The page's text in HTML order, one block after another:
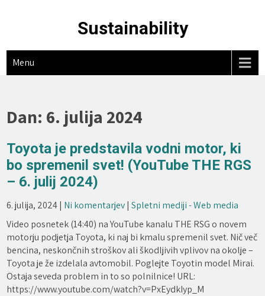
Sustainability
Menu
Dan: 6. julija 2024
Toyota je predstavila vodni motor, ki
bo spremenil svet! (YouTube THE RGS
– 6. julij 2024)
6. julija, 2024| Ni komentarjev|Spletni mediji - Web media
Video posnetek (14:40) na YouTube kanalu THE RSG o novem
motorju podjetja Toyota, ki naj bi kmalu spremenil svet. Nič več
bencina, neskončnih stroškov ali škodljivih vplivov na okolje –
Toyota je že izdelala avtomobil. Poglejte Toyotin model Mirai.
Ostaja seveda problem in to so polnilnice! URL:
https://www.youtube.com/watch?v=PxEydkIyp_M